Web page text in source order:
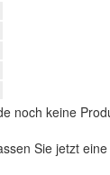
noch keine
Sie jetzt